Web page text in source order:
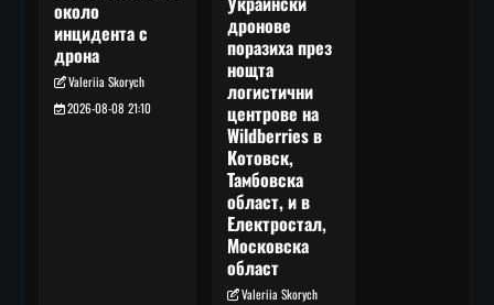
около
инцидента с
дрона
Valeriia Skorych
2026-08-08 21:10
дронове
поразиха през
нощта
логистични
центрове на
Wildberries в
Котовск,
Тамбовска
област, и в
Електростал,
Московска
област
Valeriia Skorych